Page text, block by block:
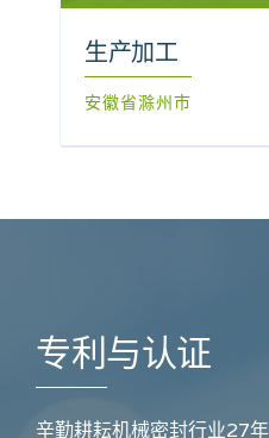
生产加工
安徽省滁州市
专利与认证
辛勤耕耘机械密封行业27